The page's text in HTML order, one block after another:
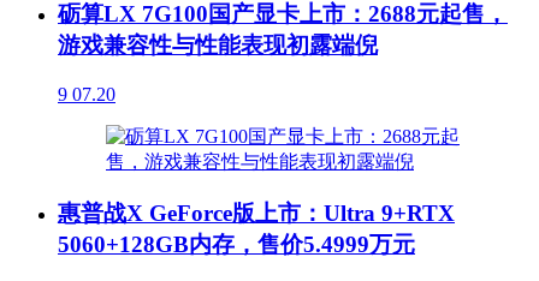
砺算LX 7G100国产显卡上市：2688元起售，
游戏兼容性与性能表现初露端倪
9 07.20
惠普战X GeForce版上市：Ultra 9+RTX
5060+128GB内存，售价5.4999万元